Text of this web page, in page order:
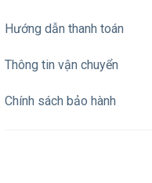
Hướng dẫn thanh toán
Thông tin vận chuyển
Chính sách bảo hành